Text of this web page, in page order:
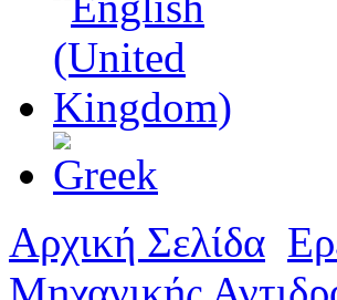
Αρχική Σελίδα